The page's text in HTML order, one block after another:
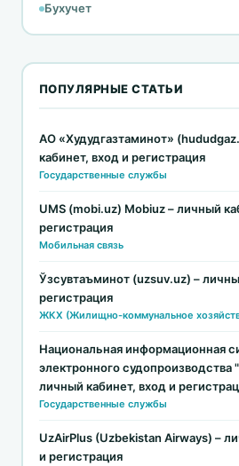
Бухучет
ПОПУЛЯРНЫЕ СТАТЬИ
АО «Худудгазтаминот»
кабинет, вход и регистрация
Государственные службы
UMS (mobi.uz) Mobiuz – личный
регистрация
Мобильная связь
Ўзсувтаъминот (uzsuv.uz) –
регистрация
ЖКХ (Жилищно-коммунальное
Национальная информационная
электронного судопроизводства
личный кабинет, вход и
Государственные службы
UzAirPlus (Uzbekistan Airways) –
и регистрация